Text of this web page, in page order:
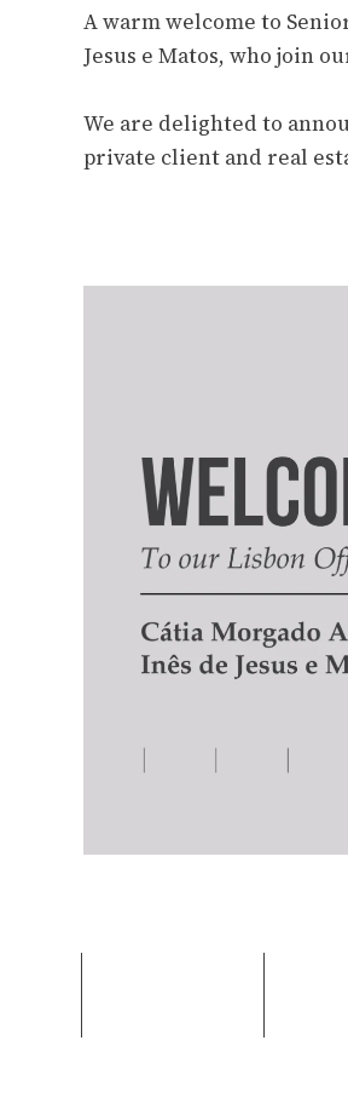
A warm welcome to
Jesus e Matos, who join
We are delighted to
private client and real